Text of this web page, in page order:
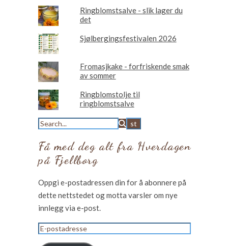
Ringblomstsalve - slik lager du
det
Sjølbergingsfestivalen 2026
Fromasjkake - forfriskende smak
av sommer
Ringblomstolje til
ringblomstsalve
Få med deg alt fra Hverdagen
på Fjellborg
Oppgi e-postadressen din for å abonnere på
dette nettstedet og motta varsler om nye
innlegg via e-post.
E-
postadresse